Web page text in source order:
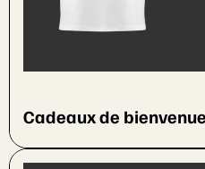
Cadeaux de bienvenue